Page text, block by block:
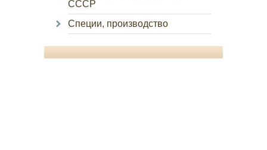
СССР
Специи, производство